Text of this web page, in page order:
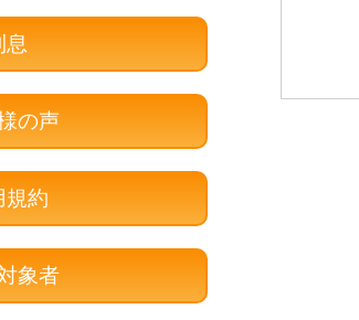
息
の声
規約
象者